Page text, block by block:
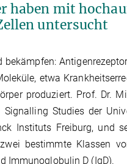
haben mit
untersucht
etwa
produziert. Prof. Dr.
Signalling Studies der
Instituts Freiburg, und
bestimmte Klassen
Immunoglobulin D (IgD).